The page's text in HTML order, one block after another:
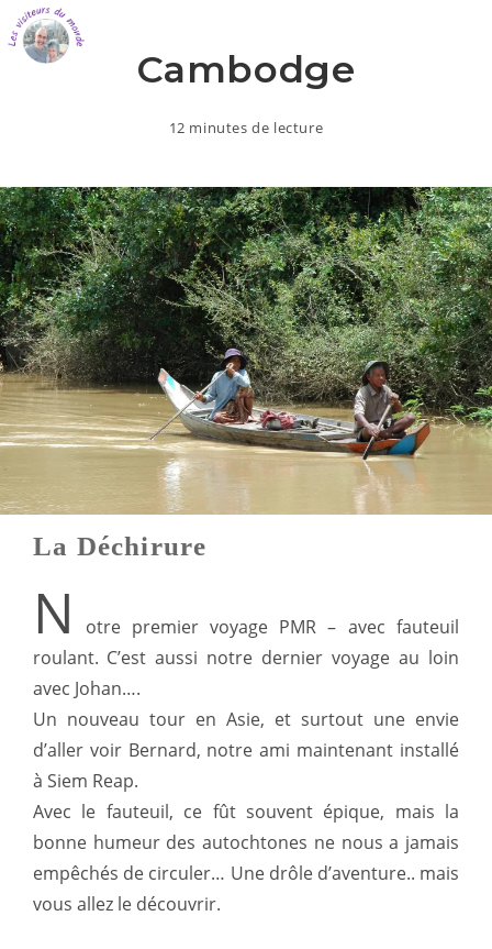
Cambodge
12 minutes de lecture
La Déchirure
N
otre premier voyage PMR – avec fauteuil
roulant. C’est aussi notre dernier voyage au loin
avec Johan….
Un nouveau tour en Asie, et surtout une envie
d’aller voir Bernard, notre ami maintenant installé
à Siem Reap.
Avec le fauteuil, ce fût souvent épique, mais la
bonne humeur des autochtones ne nous a jamais
empêchés de circuler… Une drôle d’aventure.. mais
vous allez le découvrir.